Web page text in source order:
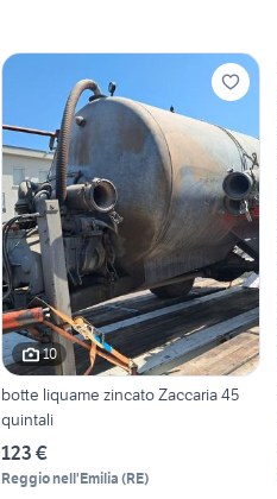
10
botte liquame zincato Zaccaria 45
quintali
123 €
Reggio nell'Emilia (RE)